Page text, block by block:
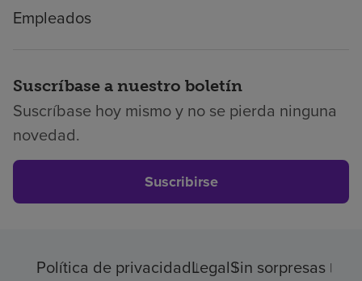
Empleados
Suscríbase a nuestro boletín
Suscríbase hoy mismo y no se pierda ninguna
novedad.
Suscribirse
Política de privacidadLegalSin sorpresas